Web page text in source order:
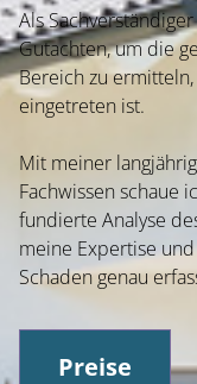
Als
Gutachten, um die
Bereich zu
eingetreten ist.
Mit meiner
Fachwissen schaue
fundierte Analyse
meine Expertise
Schaden genau
Preise